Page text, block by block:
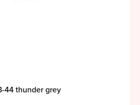
44 thunder grey